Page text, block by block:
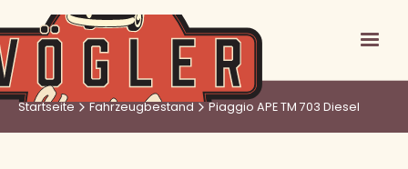
Startseite Fahrzeugbestand Piaggio APE TM 703 Diesel